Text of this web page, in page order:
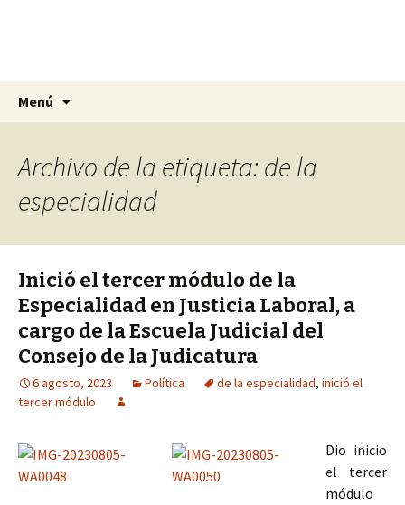
La Yunta de Tepic
La nueva opción en información
Menú
Archivo de la etiqueta: de la
especialidad
Inició el tercer módulo de la
Especialidad en Justicia Laboral, a
cargo de la Escuela Judicial del
Consejo de la Judicatura
6 agosto, 2023 Política de la especialidad, inició el
tercer módulo
Dio inicio
el tercer
módulo